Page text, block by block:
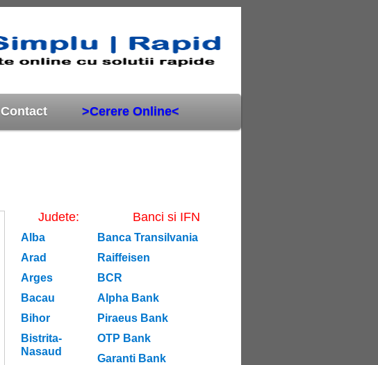
Contact >Cerere Online<
Judete:
Alba
Arad
Arges
Bacau
Bihor
Bistrita-
Nasaud
Banci si IFN
Banca Transilvania
Raiffeisen
BCR
Alpha Bank
Piraeus Bank
OTP Bank
Garanti Bank